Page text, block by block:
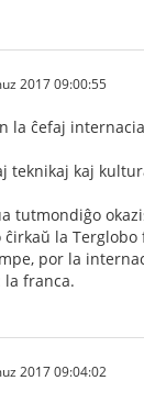
2017 09:00:55
la ĉefaj
teknikaj kaj
tutmondiĝo
ĉirkaŭ la
por la
la franca.
2017 09:04:02